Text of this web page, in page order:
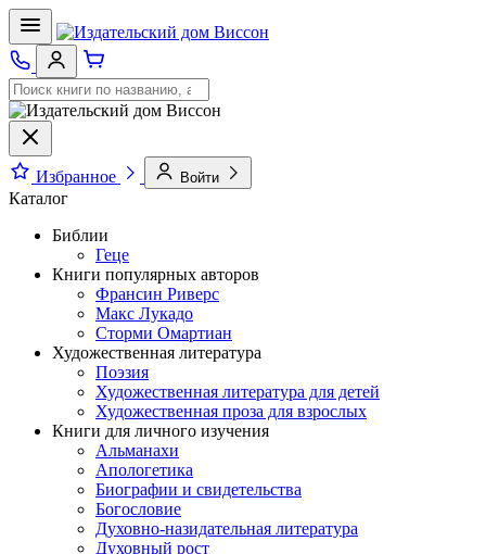
Избранное Войти
Каталог
Библии
Геце
Книги популярных авторов
Франсин Риверс
Макс Лукадо
Сторми Омартиан
Художественная литература
Поэзия
Художественная литература для детей
Художественная проза для взрослых
Книги для личного изучения
Альманахи
Апологетика
Биографии и свидетельства
Богословие
Духовно-назидательная литература
Духовный рост